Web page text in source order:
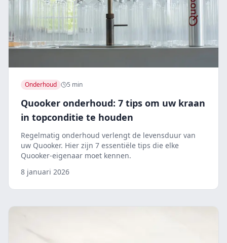
Onderhoud 5 min
Quooker onderhoud: 7 tips om uw kraan
in topconditie te houden
Regelmatig onderhoud verlengt de levensduur van
uw Quooker. Hier zijn 7 essentiële tips die elke
Quooker-eigenaar moet kennen.
8 januari 2026